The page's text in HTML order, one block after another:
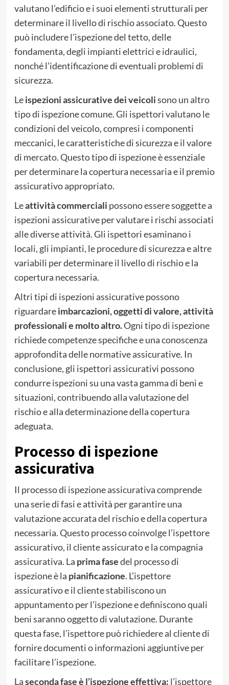
valutano l’edificio e i suoi elementi strutturali per
determinare il livello di rischio associato. Questo
può includere l’ispezione del tetto, delle
fondamenta, degli impianti elettrici e idraulici,
nonché l’identificazione di eventuali problemi di
sicurezza.
Leispezioni assicurative dei veicolisono un altro
tipo di ispezione comune. Gli ispettori valutano le
condizioni del veicolo, compresi i componenti
meccanici, le caratteristiche di sicurezza e il valore
di mercato. Questo tipo di ispezione è essenziale
per determinare la copertura necessaria e il premio
assicurativo appropriato.
Leattività commerciali possono essere soggette a
ispezioni assicurative per valutare i rischi associati
alle diverse attività. Gli ispettori esaminano i
locali, gli impianti, le procedure di sicurezza e altre
variabili per determinare il livello di rischio e la
copertura necessaria.
Altri tipi di ispezioni assicurative possono
riguardareimbarcazioni, oggetti di valore, attività
professionali e molto altro.Ogni tipo di ispezione
richiede competenze specifiche e una conoscenza
approfondita delle normative assicurative. In
conclusione, gli ispettori assicurativi possono
condurre ispezioni su una vasta gamma di beni e
situazioni, contribuendo alla valutazione del
rischio e alla determinazione della copertura
adeguata.
Processo di ispezione
assicurativa
Il processo di ispezione assicurativa comprende
una serie di fasi e attività per garantire una
valutazione accurata del rischio e della copertura
necessaria. Questo processo coinvolge l’ispettore
assicurativo, il cliente assicurato e la compagnia
assicurativa. La prima fasedel processo di
ispezione è la pianificazione. L’ispettore
assicurativo e il cliente stabiliscono un
appuntamento per l’ispezione e definiscono quali
beni saranno oggetto di valutazione. Durante
questa fase, l’ispettore può richiedere al cliente di
fornire documenti o informazioni aggiuntive per
facilitare l’ispezione.
Laseconda fase è l’ispezione effettiva: l’ispettore